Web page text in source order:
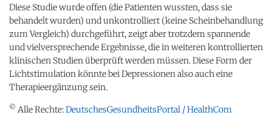
Diese Studie wurde offen (die Patienten wussten, dass sie
behandelt wurden) und unkontrolliert (keine Scheinbehandlung
zum Vergleich) durchgeführt, zeigt aber trotzdem spannende
und vielversprechende Ergebnisse, die in weiteren kontrollierten
klinischen Studien überprüft werden müssen. Diese Form der
Lichtstimulation könnte bei Depressionen also auch eine
Therapieergänzung sein.
© Alle Rechte:DeutschesGesundheitsPortal / HealthCom